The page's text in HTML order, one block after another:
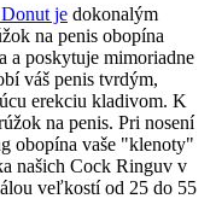
je dokonalým
na penis obopína
a poskytuje mimoriadne
váš penis tvrdým,
erekciu kladivom. K
na penis. Pri nosení
obopína vaše "klenoty"
našich Cock Ringuv v
veľkostí od 25 do 55